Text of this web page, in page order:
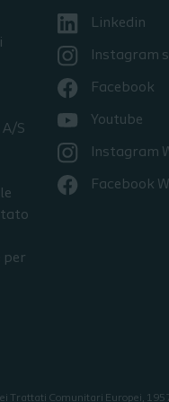
S
per
Linkedin
Instagram
Facebook
Youtube
Instagram
Facebook
Trattati Comunitari Europei,